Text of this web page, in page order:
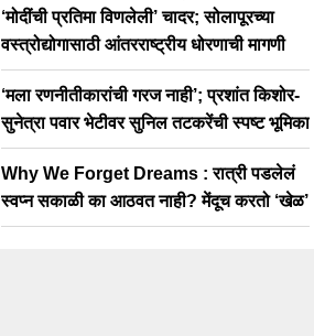
‘मोदींची प्रतिमा विणलेली’ चादर; सोलापूरच्या
वस्त्रोद्योगासाठी आंतरराष्ट्रीय धोरणाची मागणी
‘मला रणनीतीकारांची गरज नाही’; प्रशांत किशोर-
सुनेत्रा पवार भेटीवर सुनिल तटकरेंची स्पष्ट भूमिका
Why We Forget Dreams : रात्री पडलेलं
स्वप्न सकाळी का आठवत नाही? मेंदूच करतो ‘खेळ’